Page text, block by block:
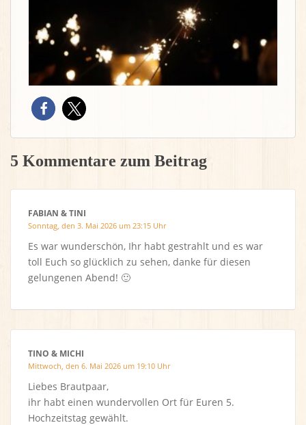
5 Kommentare zum Beitrag
FABIAN & TINI
Sonntag, den 3. Mai 2026 um 23:15 Uhr
Es war wunderschön, Ihr habt gestrahlt und es war
toll Euch so glücklich zu sehen, danke für diesen
gelungenen Abend! 🙂
TINO & MICHI
Mittwoch, den 6. Mai 2026 um 19:10 Uhr
Liebes Brautpaar,
ihr habt einen wundervollen Ort für Euren 5.
Hochzeitstag gewählt.